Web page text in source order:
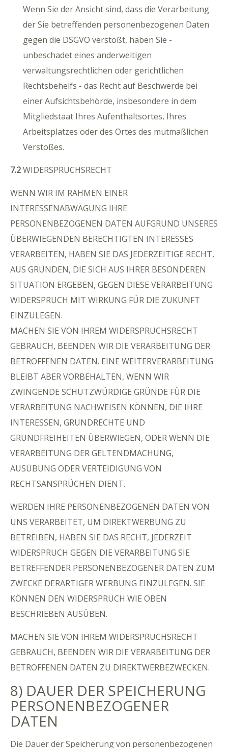
Wenn Sie der Ansicht sind, dass die Verarbeitung
der Sie betreffenden personenbezogenen Daten
gegen die DSGVO verstößt, haben Sie -
unbeschadet eines anderweitigen
verwaltungsrechtlichen oder gerichtlichen
Rechtsbehelfs - das Recht auf Beschwerde bei
einer Aufsichtsbehörde, insbesondere in dem
Mitgliedstaat Ihres Aufenthaltsortes, Ihres
Arbeitsplatzes oder des Ortes des mutmaßlichen
Verstoßes.
7.2WIDERSPRUCHSRECHT
WENN WIR IM RAHMEN EINER
INTERESSENABWÄGUNG IHRE
PERSONENBEZOGENEN DATEN AUFGRUND UNSERES
ÜBERWIEGENDEN BERECHTIGTEN INTERESSES
VERARBEITEN, HABEN SIE DAS JEDERZEITIGE RECHT,
AUS GRÜNDEN, DIE SICH AUS IHRER BESONDEREN
SITUATION ERGEBEN, GEGEN DIESE VERARBEITUNG
WIDERSPRUCH MIT WIRKUNG FÜR DIE ZUKUNFT
EINZULEGEN.
MACHEN SIE VON IHREM WIDERSPRUCHSRECHT
GEBRAUCH, BEENDEN WIR DIE VERARBEITUNG DER
BETROFFENEN DATEN. EINE WEITERVERARBEITUNG
BLEIBT ABER VORBEHALTEN, WENN WIR
ZWINGENDE SCHUTZWÜRDIGE GRÜNDE FÜR DIE
VERARBEITUNG NACHWEISEN KÖNNEN, DIE IHRE
INTERESSEN, GRUNDRECHTE UND
GRUNDFREIHEITEN ÜBERWIEGEN, ODER WENN DIE
VERARBEITUNG DER GELTENDMACHUNG,
AUSÜBUNG ODER VERTEIDIGUNG VON
RECHTSANSPRÜCHEN DIENT.
WERDEN IHRE PERSONENBEZOGENEN DATEN VON
UNS VERARBEITET, UM DIREKTWERBUNG ZU
BETREIBEN, HABEN SIE DAS RECHT, JEDERZEIT
WIDERSPRUCH GEGEN DIE VERARBEITUNG SIE
BETREFFENDER PERSONENBEZOGENER DATEN ZUM
ZWECKE DERARTIGER WERBUNG EINZULEGEN. SIE
KÖNNEN DEN WIDERSPRUCH WIE OBEN
BESCHRIEBEN AUSÜBEN.
MACHEN SIE VON IHREM WIDERSPRUCHSRECHT
GEBRAUCH, BEENDEN WIR DIE VERARBEITUNG DER
BETROFFENEN DATEN ZU DIREKTWERBEZWECKEN.
8) DAUER DER SPEICHERUNG
PERSONENBEZOGENER
DATEN
Die Dauer der Speicherung von personenbezogenen